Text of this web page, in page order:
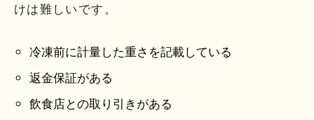
けは難しいです。
冷凍前に計量した重さを記載している
返金保証がある
飲食店との取り引きがある